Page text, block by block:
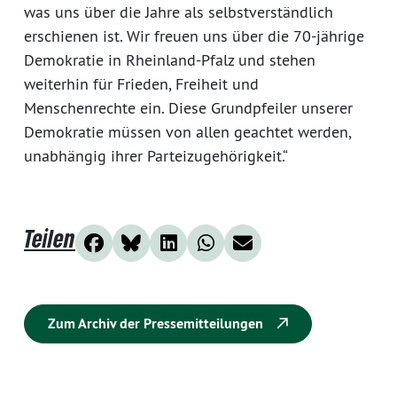
was uns über die Jahre als selbstverständlich
erschienen ist. Wir freuen uns über die 70-jährige
Demokratie in Rheinland-Pfalz und stehen
weiterhin für Frieden, Freiheit und
Menschenrechte ein. Diese Grundpfeiler unserer
Demokratie müssen von allen geachtet werden,
unabhängig ihrer Parteizugehörigkeit.“
Teilen
Zum Archiv der Pressemitteilungen